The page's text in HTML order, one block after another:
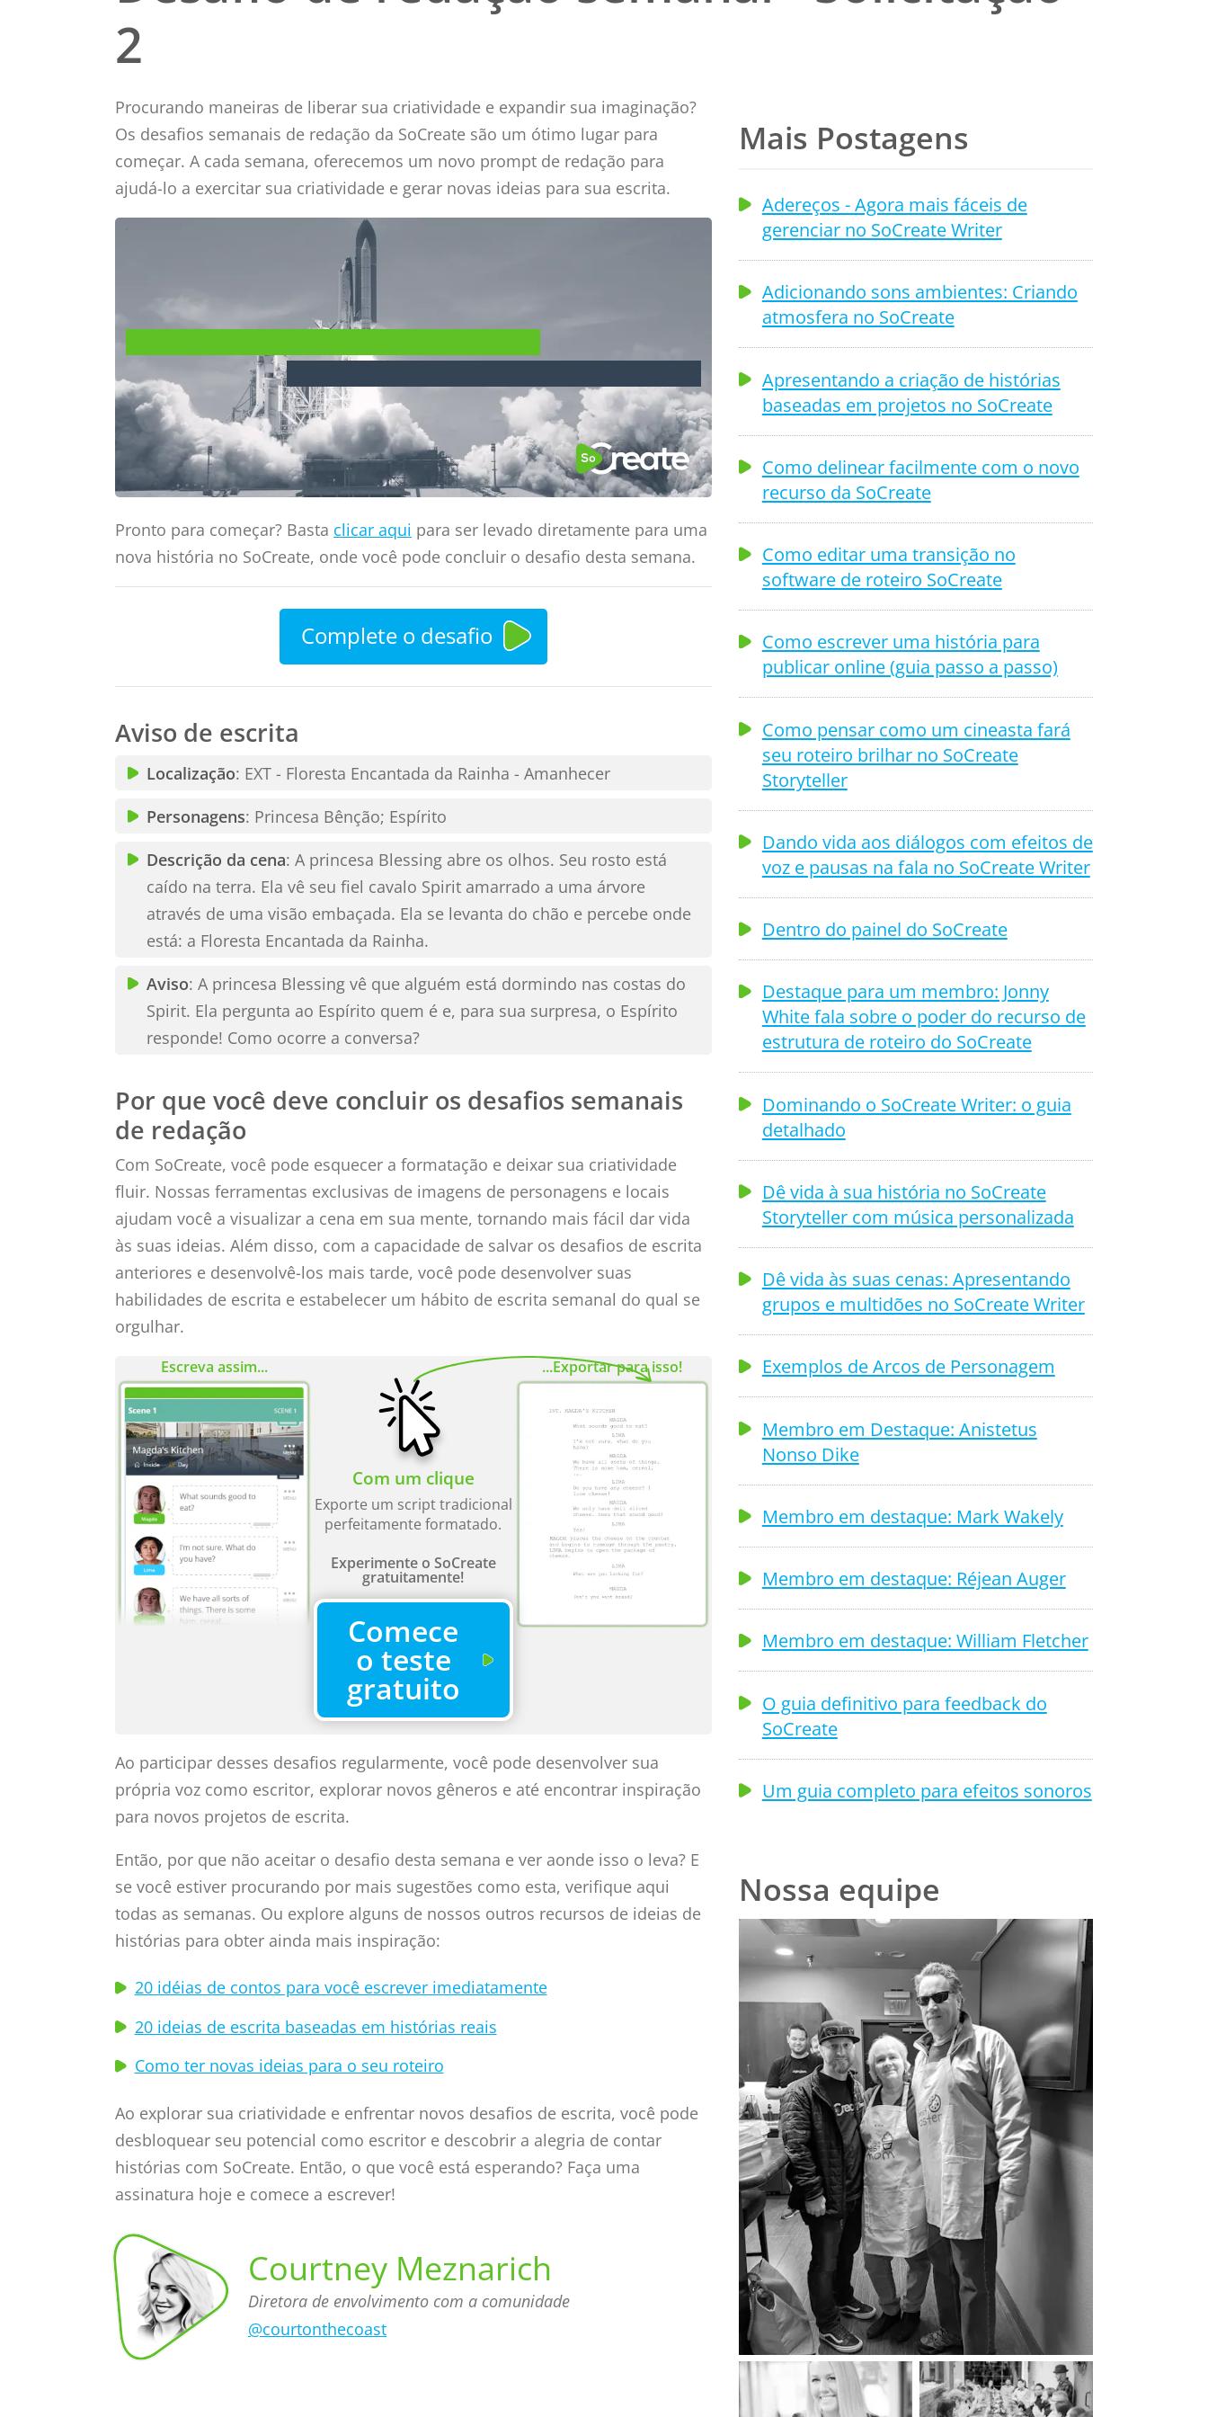
2
Procurando maneiras de liberar sua criatividade e expandir sua imaginação?
Os desafios semanais de redação da SoCreate são um ótimo lugar para
começar. A cada semana, oferecemos um novo prompt de redação para
ajudá-lo a exercitar sua criatividade e gerar novas ideias para sua escrita.
Software de roteiro SoCreate
Desafio semanal de redação
Pronto para começar? Basta clicar aqui para ser levado diretamente para uma
nova história no SoCreate, onde você pode concluir o desafio desta semana.
Complete o desafio
Aviso de escrita
Localização: EXT - Floresta Encantada da Rainha - Amanhecer
Personagens: Princesa Bênção; Espírito
Descrição da cena: A princesa Blessing abre os olhos. Seu rosto está
caído na terra. Ela vê seu fiel cavalo Spirit amarrado a uma árvore
através de uma visão embaçada. Ela se levanta do chão e percebe onde
está: a Floresta Encantada da Rainha.
Aviso: A princesa Blessing vê que alguém está dormindo nas costas do
Spirit. Ela pergunta ao Espírito quem é e, para sua surpresa, o Espírito
responde! Como ocorre a conversa?
Por que você deve concluir os desafios semanais
de redação
Com SoCreate, você pode esquecer a formatação e deixar sua criatividade
fluir. Nossas ferramentas exclusivas de imagens de personagens e locais
ajudam você a visualizar a cena em sua mente, tornando mais fácil dar vida
às suas ideias. Além disso, com a capacidade de salvar os desafios de escrita
anteriores e desenvolvê-los mais tarde, você pode desenvolver suas
habilidades de escrita e estabelecer um hábito de escrita semanal do qual se
orgulhar.
Com um clique
Exporte um script tradicional
perfeitamente formatado.
Experimente o SoCreate
gratuitamente!
Comece
o teste
gratuito
Escreva assim... ...Exportar para isso!
Ao participar desses desafios regularmente, você pode desenvolver sua
própria voz como escritor, explorar novos gêneros e até encontrar inspiração
para novos projetos de escrita.
Então, por que não aceitar o desafio desta semana e ver aonde isso o leva? E
se você estiver procurando por mais sugestões como esta, verifique aqui
todas as semanas. Ou explore alguns de nossos outros recursos de ideias de
histórias para obter ainda mais inspiração:
20 idéias de contos para você escrever imediatamente
20 ideias de escrita baseadas em histórias reais
Como ter novas ideias para o seu roteiro
Ao explorar sua criatividade e enfrentar novos desafios de escrita, você pode
desbloquear seu potencial como escritor e descobrir a alegria de contar
histórias com SoCreate. Então, o que você está esperando? Faça uma
assinatura hoje e comece a escrever!
Courtney
Meznarich,
Diretora
de envolvimento
com
a comunidade
Courtney Meznarich
Diretora de envolvimento com a comunidade
@courtonthecoast
Mais Postagens
Adereços - Agora mais fáceis de
gerenciar no SoCreate Writer
Adicionando sons ambientes: Criando
atmosfera no SoCreate
Apresentando a criação de histórias
baseadas em projetos no SoCreate
Como delinear facilmente com o novo
recurso da SoCreate
Como editar uma transição no
software de roteiro SoCreate
Como escrever uma história para
publicar online (guia passo a passo)
Como pensar como um cineasta fará
seu roteiro brilhar no SoCreate
Storyteller
Dando vida aos diálogos com efeitos de
voz e pausas na fala no SoCreate Writer
Dentro do painel do SoCreate
Destaque para um membro: Jonny
White fala sobre o poder do recurso de
estrutura de roteiro do SoCreate
Dominando o SoCreate Writer: o guia
detalhado
Dê vida à sua história no SoCreate
Storyteller com música personalizada
Dê vida às suas cenas: Apresentando
grupos e multidões no SoCreate Writer
Exemplos de Arcos de Personagem
Membro em Destaque: Anistetus
Nonso Dike
Membro em destaque: Mark Wakely
Membro em destaque: Réjean Auger
Membro em destaque: William Fletcher
O guia definitivo para feedback do
SoCreate
Um guia completo para efeitos sonoros
Nossa equipe